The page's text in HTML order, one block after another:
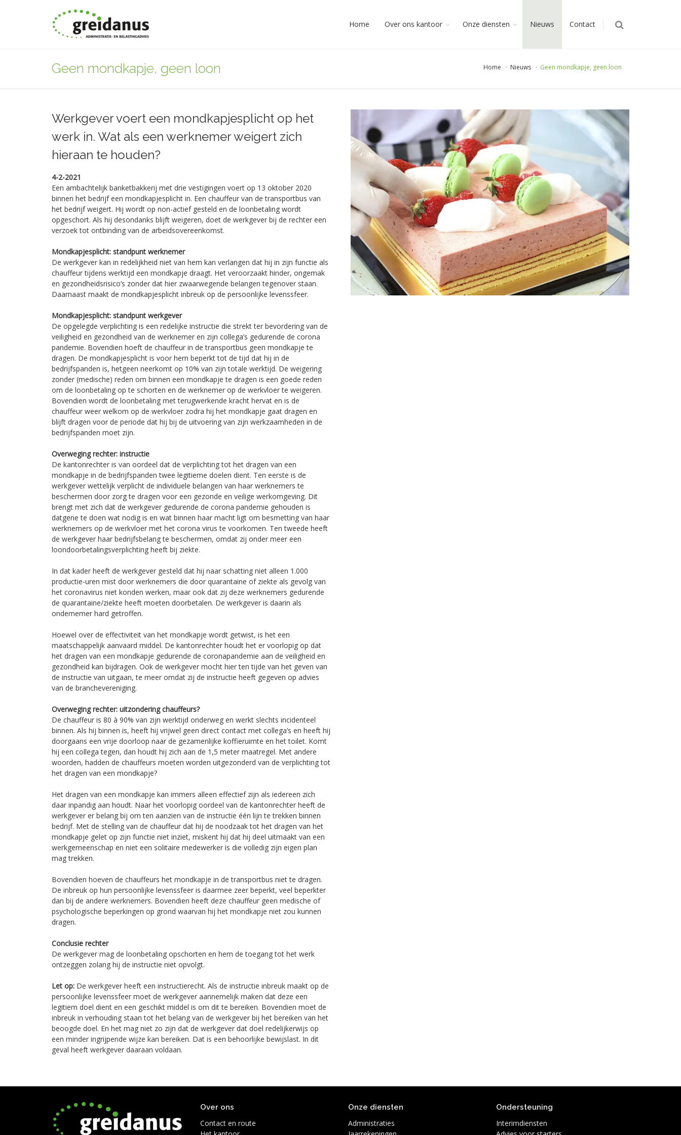
Home Over ons kantoor Onze diensten Nieuws Contact
Home Nieuws Geen mondkapje, geen loon
Geen mondkapje, geen loon
Werkgever voert een mondkapjesplicht op het
werk in. Wat als een werknemer weigert zich
hieraan te houden?
4-2-2021
Een ambachtelijk banketbakkerij met drie vestigingen voert op 13 oktober 2020
binnen het bedrijf een mondkapjesplicht in. Een chauffeur van de transportbus van
het bedrijf weigert. Hij wordt op non-actief gesteld en de loonbetaling wordt
opgeschort. Als hij desondanks blijft weigeren, doet de werkgever bij de rechter een
verzoek tot ontbinding van de arbeidsovereenkomst.
Mondkapjesplicht: standpunt werknemer
De werkgever kan in redelijkheid niet van hem kan verlangen dat hij in zijn functie als
chauffeur tijdens werktijd een mondkapje draagt. Het veroorzaakt hinder, ongemak
en gezondheidsrisico’s zonder dat hier zwaarwegende belangen tegenover staan.
Daarnaast maakt de mondkapjesplicht inbreuk op de persoonlijke levenssfeer.
Mondkapjesplicht: standpunt werkgever
De opgelegde verplichting is een redelijke instructie die strekt ter bevordering van de
veiligheid en gezondheid van de werknemer en zijn collega’s gedurende de corona
pandemie. Bovendien hoeft de chauffeur in de transportbus geen mondkapje te
dragen. De mondkapjesplicht is voor hem beperkt tot de tijd dat hij in de
bedrijfspanden is, hetgeen neerkomt op 10% van zijn totale werktijd. De weigering
zonder (medische) reden om binnen een mondkapje te dragen is een goede reden
om de loonbetaling op te schorten en de werknemer op de werkvloer te weigeren.
Bovendien wordt de loonbetaling met terugwerkende kracht hervat en is de
chauffeur weer welkom op de werkvloer zodra hij het mondkapje gaat dragen en
blijft dragen voor de periode dat hij bij de uitvoering van zijn werkzaamheden in de
bedrijfspanden moet zijn.
Overweging rechter: instructie
De kantonrechter is van oordeel dat de verplichting tot het dragen van een
mondkapje in de bedrijfspanden twee legitieme doelen dient. Ten eerste is de
werkgever wettelijk verplicht de individuele belangen van haar werknemers te
beschermen door zorg te dragen voor een gezonde en veilige werkomgeving. Dit
brengt met zich dat de werkgever gedurende de corona pandemie gehouden is
datgene te doen wat nodig is en wat binnen haar macht ligt om besmetting van haar
werknemers op de werkvloer met het corona virus te voorkomen. Ten tweede heeft
de werkgever haar bedrijfsbelang te beschermen, omdat zij onder meer een
loondoorbetalingsverplichting heeft bij ziekte.
In dat kader heeft de werkgever gesteld dat hij naar schatting niet alleen 1.000
productie-uren mist door werknemers die door quarantaine of ziekte als gevolg van
het coronavirus niet konden werken, maar ook dat zij deze werknemers gedurende
de quarantaine/ziekte heeft moeten doorbetalen. De werkgever is daarin als
ondernemer hard getroffen.
Hoewel over de effectiviteit van het mondkapje wordt getwist, is het een
maatschappelijk aanvaard middel. De kantonrechter houdt het er voorlopig op dat
het dragen van een mondkapje gedurende de coronapandemie aan de veiligheid en
gezondheid kan bijdragen. Ook de werkgever mocht hier ten tijde van het geven van
de instructie van uitgaan, te meer omdat zij de instructie heeft gegeven op advies
van de branchevereniging.
Overweging rechter: uitzondering chauffeurs?
De chauffeur is 80 à 90% van zijn werktijd onderweg en werkt slechts incidenteel
binnen. Als hij binnen is, heeft hij vrijwel geen direct contact met collega’s en heeft hij
doorgaans een vrije doorloop naar de gezamenlijke koffieruimte en het toilet. Komt
hij een collega tegen, dan houdt hij zich aan de 1,5 meter maatregel. Met andere
woorden, hadden de chauffeurs moeten worden uitgezonderd van de verplichting tot
het dragen van een mondkapje?
Het dragen van een mondkapje kan immers alleen effectief zijn als iedereen zich
daar inpandig aan houdt. Naar het voorlopig oordeel van de kantonrechter heeft de
werkgever er belang bij om ten aanzien van de instructie één lijn te trekken binnen
bedrijf. Met de stelling van de chauffeur dat hij de noodzaak tot het dragen van het
mondkapje gelet op zijn functie niet inziet, miskent hij dat hij deel uitmaakt van een
werkgemeenschap en niet een solitaire medewerker is die volledig zijn eigen plan
mag trekken.
Bovendien hoeven de chauffeurs het mondkapje in de transportbus niet te dragen.
De inbreuk op hun persoonlijke levenssfeer is daarmee zeer beperkt, veel beperkter
dan bij de andere werknemers. Bovendien heeft deze chauffeur geen medische of
psychologische beperkingen op grond waarvan hij het mondkapje niet zou kunnen
dragen.
Conclusie rechter
De werkgever mag de loonbetaling opschorten en hem de toegang tot het werk
ontzeggen zolang hij de instructie niet opvolgt.
Let op: De werkgever heeft een instructierecht. Als de instructie inbreuk maakt op de
persoonlijke levenssfeer moet de werkgever aannemelijk maken dat deze een
legitiem doel dient en een geschikt middel is om dit te bereiken. Bovendien moet de
inbreuk in verhouding staan tot het belang van de werkgever bij het bereiken van het
beoogde doel. En het mag niet zo zijn dat de werkgever dat doel redelijkerwijs op
een minder ingrijpende wijze kan bereiken. Dat is een behoorlijke bewijslast. In dit
geval heeft werkgever daaraan voldaan.
Over ons
Contact en route
Onze diensten
Administraties
Ondersteuning
Interimdiensten